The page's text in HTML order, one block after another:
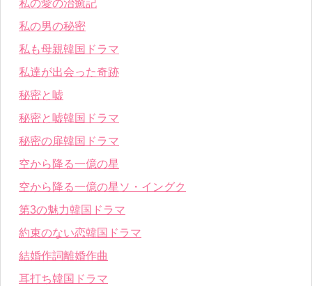
私の愛の治癒記
私の男の秘密
私も母親韓国ドラマ
私達が出会った奇跡
秘密と嘘
秘密と嘘韓国ドラマ
秘密の扉韓国ドラマ
空から降る一億の星
空から降る一億の星ソ・イングク
第3の魅力韓国ドラマ
約束のない恋韓国ドラマ
結婚作詞離婚作曲
耳打ち韓国ドラマ